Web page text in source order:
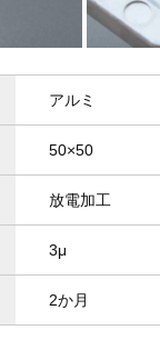
アルミ
50×50
放電加工
3μ
2か月